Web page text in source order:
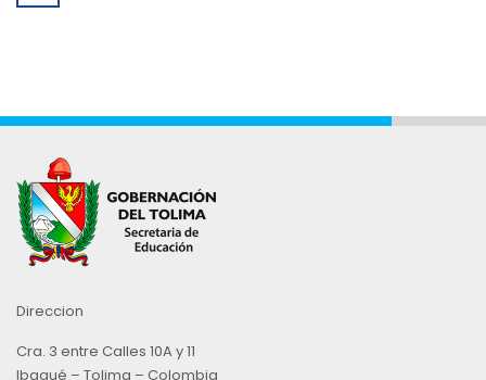
Direccion
Cra. 3 entre Calles 10A y 11
Ibagué – Tolima – Colombia